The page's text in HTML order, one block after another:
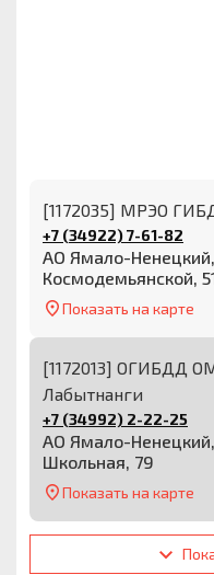
[1172035] МРЭО
+7 (34922) 7-61-82
АО Ямало-Ненецкий,
Космодемьянской,
Показать на карте
[1172013] ОГИБДД
Лабытнанги
+7 (34992) 2-22-25
АО Ямало-
Школьная, 79
Показать на карте